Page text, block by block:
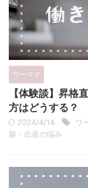
ワーママ
【体験談】昇格
方はどうする？
2024/4/14 ワ
娠・出産の悩み